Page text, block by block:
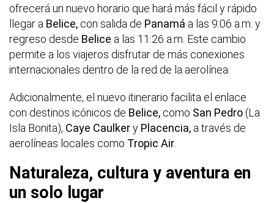
ofrecerá un nuevo horario que hará más fácil y rápido
llegar a Belice, con salida de Panamá a las 9:06 a.m. y
regreso desde Belice a las 11:26 a.m. Este cambio
permite a los viajeros disfrutar de más conexiones
internacionales dentro de la red de la aerolínea.
Adicionalmente, el nuevo itinerario facilita el enlace
con destinos icónicos de Belice, como San Pedro (La
Isla Bonita), Caye Caulkery Placencia, a través de
aerolíneas locales como Tropic Air
Naturaleza, cultura y aventura en
un solo lugar